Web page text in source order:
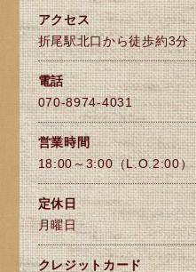
アクセス
折尾駅北口から徒歩約3分
電話
070-8974-4031
営業時間
18:00～3:00（L.O.2:00）
定休日
月曜日
クレジットカード